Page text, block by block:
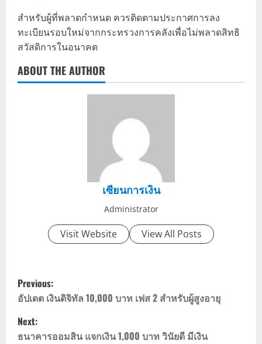
สำหรับผู้ที่พลาดกำหนด ควรติดตามประกาศการลง
ทะเบียนรอบใหม่จากกระทรวงการคลังเพื่อไม่พลาดสิทธิ
สวัสดิการในอนาคต
ABOUT THE AUTHOR
เซียนการเงิน
Administrator
Visit Website View All Posts
P
o
s
Previous:
อัปเดต เงินดิจิทัล 10,000 บาท เฟส 2 สำหรับผู้สูงอายุ
Next:
ธนาคารออมสิน แจกเงิน 1,000 บาท วินัยดี มีเงิน